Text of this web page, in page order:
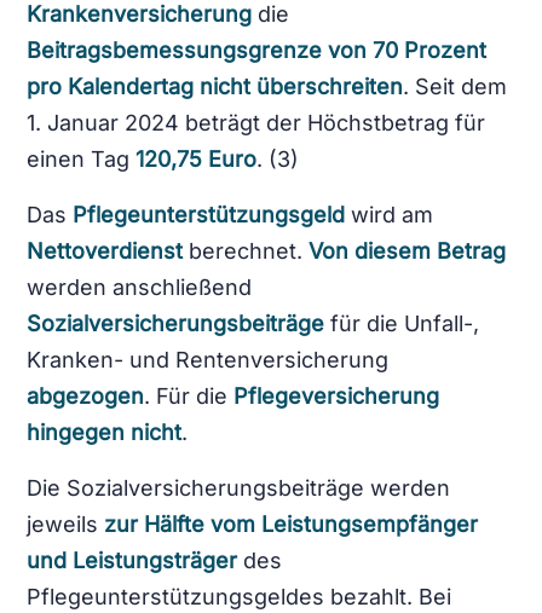
Krankenversicherung die
Beitragsbemessungsgrenze von 70 Prozent
pro Kalendertag nicht überschreiten. Seit dem
1. Januar 2024 beträgt der Höchstbetrag für
einen Tag120,75 Euro. (3)
Das Pflegeunterstützungsgeld wird am
Nettoverdienstberechnet.Von diesem Betrag
werden anschließend
Sozialversicherungsbeiträge für die Unfall-,
Kranken- und Rentenversicherung
abgezogen. Für die Pflegeversicherung
hingegen nicht.
Die Sozialversicherungsbeiträge werden
jeweils zur Hälfte vom Leistungsempfänger
und Leistungsträgerdes
Pflegeunterstützungsgeldes bezahlt. Bei